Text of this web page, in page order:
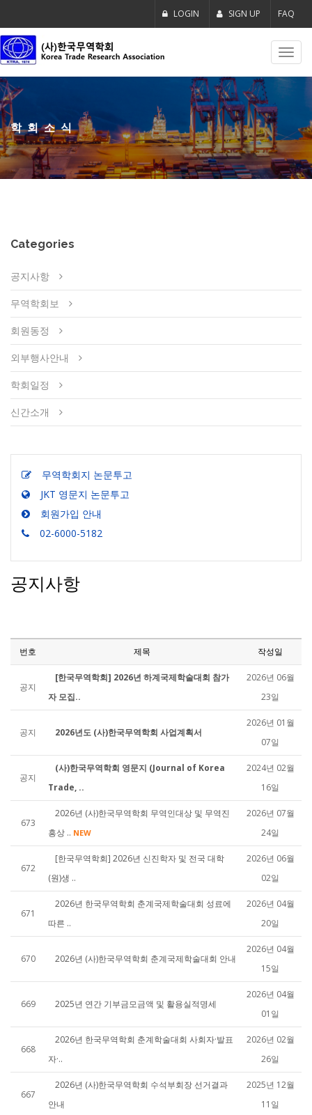
LOGIN SIGN UP FAQ
학회소식
Categories
공지사항
무역학회보
회원동정
외부행사안내
학회일정
신간소개
무역학회지 논문투고
JKT 영문지 논문투고
회원가입 안내
02-6000-5182
공지사항
번호 제목 작성일
공지
[한국무역학회] 2026년 하계국제학술대회 참가
자 모집..
2026년 06월
23일
공지 2026년도 (사)한국무역학회 사업계획서
2026년 01월
07일
공지
(사)한국무역학회 영문지 (Journal of Korea
Trade, ..
2024년 02월
16일
673
2026년 (사)한국무역학회 무역인대상 및 무역진
흥상 .. NEW
2026년 07월
24일
672
[한국무역학회] 2026년 신진학자 및 전국 대학
(원)생 ..
2026년 06월
02일
671
2026년 한국무역학회 춘계국제학술대회 성료에
따른 ..
2026년 04월
20일
670 2026년 (사)한국무역학회 춘계국제학술대회 안내
2026년 04월
15일
669 2025년 연간 기부금모금액 및 활용실적명세
2026년 04월
01일
668
2026년 한국무역학회 춘계학술대회 사회자·발표
자·..
2026년 02월
26일
667
2026년 (사)한국무역학회 수석부회장 선거결과
안내
2025년 12월
11일